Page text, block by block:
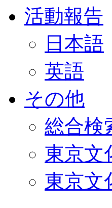
活動報告
日本語
英語
その他
総合検
東京文
東京文